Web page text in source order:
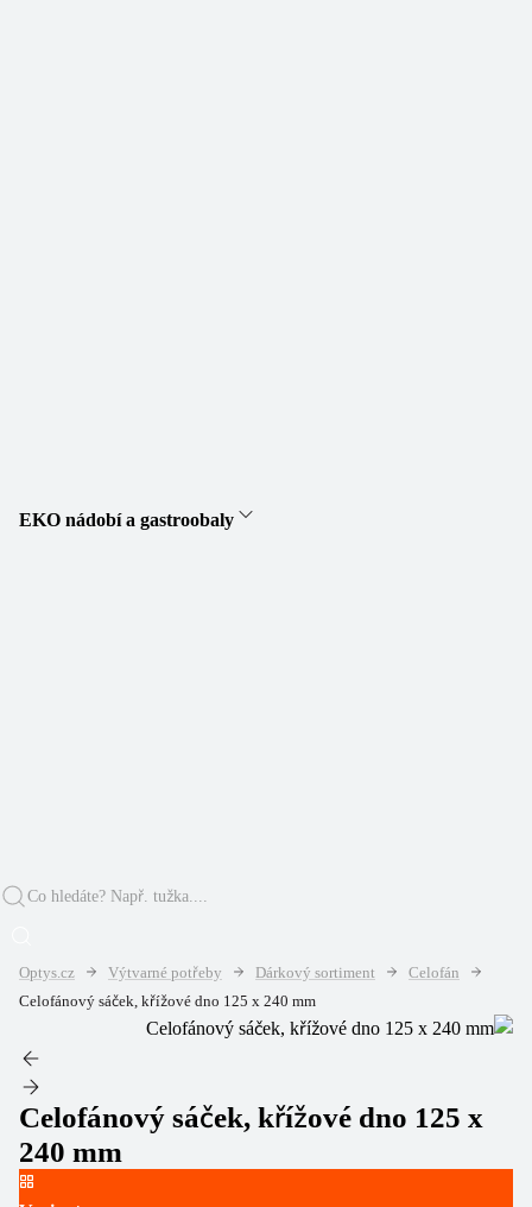
EKO nádobí a gastroobaly
Optys.cz Výtvarné potřeby Dárkový sortiment
Celofán
Celofánový sáček, křížové dno 125 x 240 mm
Celofánový sáček, křížové dno 125 x
240 mm